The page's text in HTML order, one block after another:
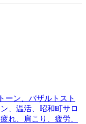
ーン、バザルトスト
、温活、昭和町サロ
れ、肩こり、疲労、